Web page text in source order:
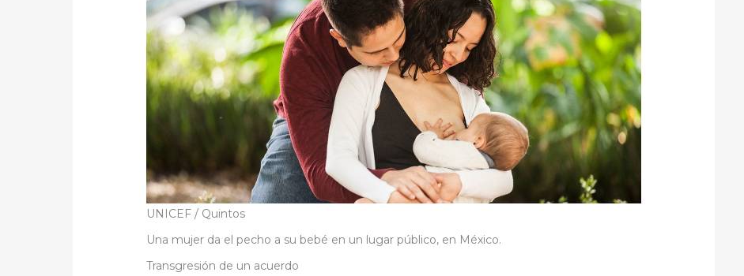
UNICEF / Quintos
Una mujer da el pecho a su bebé en un lugar público, en México.
Transgresión de un acuerdo